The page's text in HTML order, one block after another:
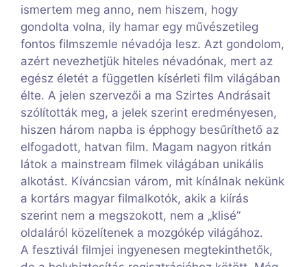
ismertem meg anno, nem hiszem, hogy
gondolta volna, ily hamar egy művészetileg
fontos filmszemle névadója lesz. Azt gondolom,
azért nevezhetjük hiteles névadónak, mert az
egész életét a független kísérleti film világában
élte. A jelen szervezői a ma Szirtes Andrásait
szólították meg, a jelek szerint eredményesen,
hiszen három napba is épphogy besűríthető az
elfogadott, hatvan film. Magam nagyon ritkán
látok a mainstream filmek világában unikális
alkotást. Kíváncsian várom, mit kínálnak nekünk
a kortárs magyar filmalkotók, akik a kiírás
szerint nem a megszokott, nem a „klisé”
oldaláról közelítenek a mozgókép világához.
A fesztivál filmjei ingyenesen megtekinthetők,